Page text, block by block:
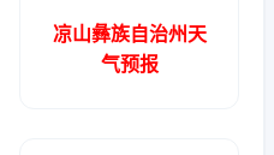
凉山彝族自治州天
气预报